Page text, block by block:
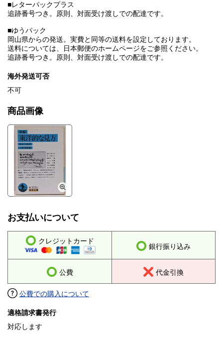
■レターパックプラス
追跡番号つき。原則、対面受け渡しでの配達です。
■ゆうパック
岡山県からの発送。実費と同等の送料を設定しております。
送料については、日本郵便のホームページをご参照ください。
追跡番号つき。原則、対面受け渡しでの配達です。
海外発送可否
不可
商品画像
お支払いについて
クレジットカード
銀行振り込み
公費 代金引換
公費での購入について
適格請求書発行
対応します